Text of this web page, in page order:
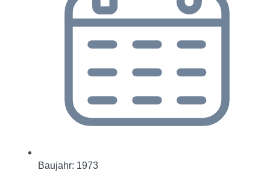
Baujahr: 1973